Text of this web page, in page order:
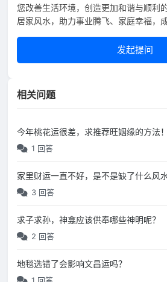
您改善生活环境，创造更加和谐与顺利
居家风水，助力事业腾飞、家庭幸福，
发起提问
相关问题
今年桃花运很差，求推荐旺姻缘的方法！
1 回答
家里财运一直不好，是不是缺了什么风
3 回答
求子求孙，神龛应该供奉哪些神明呢？
2 回答
地毯选错了会影响文昌运吗？